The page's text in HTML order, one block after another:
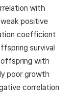
with
positive
coefficient
survival
with
poor growth
correlation